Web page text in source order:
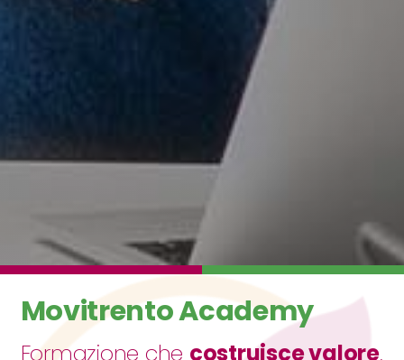
Movitrento Academy
Formazione che costruisce valore,